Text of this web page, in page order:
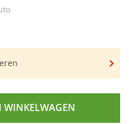
WINKELWAGEN